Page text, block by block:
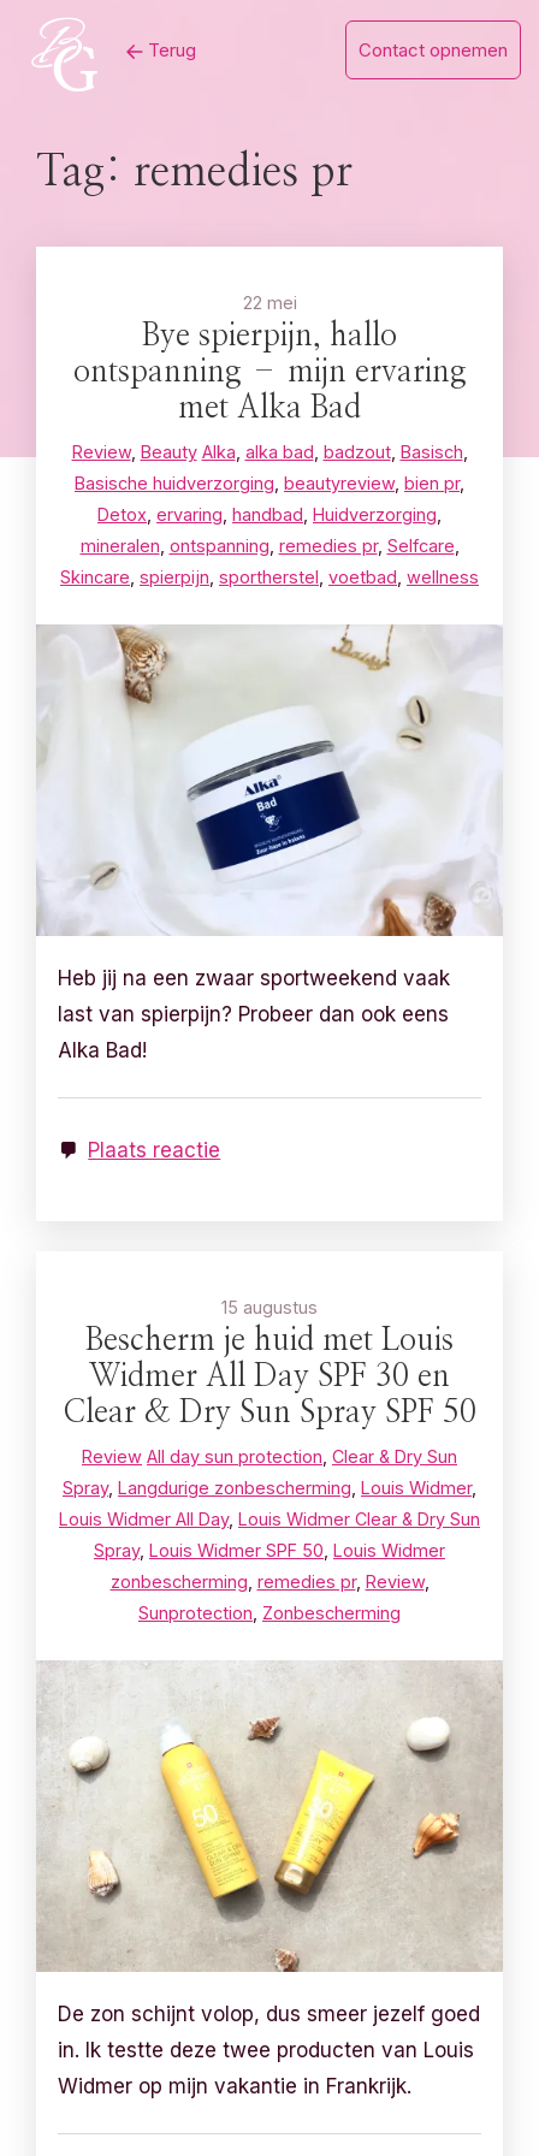
content
Terug Contact opnemen
Tag: remedies pr
22 mei
Bye spierpijn, hallo
ontspanning – mijn ervaring
met Alka Bad
Review, Beauty Alka alka bad badzout, Basisch
Basische huidverzorging beautyreview, bien pr,
Detox ervaring handbad Huidverzorging
mineralen ontspanning remedies pr, Selfcare
Skincare spierpijn sportherstel voetbad wellness
Heb jij na een zwaar sportweekend vaak
last van spierpijn? Probeer dan ook eens
Alka Bad!
Plaats reactie
15 augustus
Bescherm je huid met Louis
Widmer All Day SPF 30 en
Clear & Dry Sun Spray SPF 50
Review All day sun protection Clear & Dry Sun
Spray, Langdurige zonbescherming Louis Widmer,
Louis Widmer All Day, Louis Widmer Clear & Dry Sun
Spray, Louis Widmer SPF 50 Louis Widmer
zonbescherming remedies pr, Review,
Sunprotection Zonbescherming
De zon schijnt volop, dus smeer jezelf goed
in. Ik testte deze twee producten van Louis
Widmer op mijn vakantie in Frankrijk.